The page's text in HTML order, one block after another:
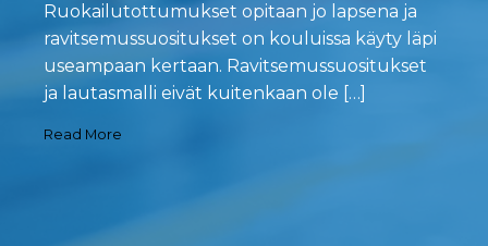
Ruokailutottumukset opitaan jo lapsena ja
ravitsemussuositukset on kouluissa käyty läpi
useampaan kertaan. Ravitsemussuositukset
ja lautasmalli eivät kuitenkaan ole […]
Read More